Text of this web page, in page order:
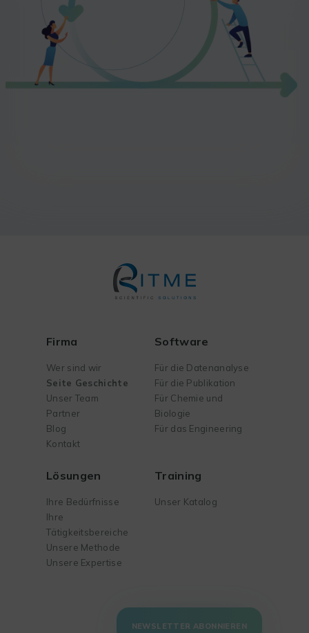
Firma
Wer sind wir
Seite Geschichte
Unser Team
Partner
Blog
Kontakt
Software
Für die Datenanalyse
Für die Publikation
Für Chemie und
Biologie
Für das Engineering
Lösungen
Ihre Bedürfnisse
Ihre
Tätigkeitsbereiche
Unsere Methode
Unsere Expertise
Training
Unser Katalog
NEWSLETTER ABONNIEREN